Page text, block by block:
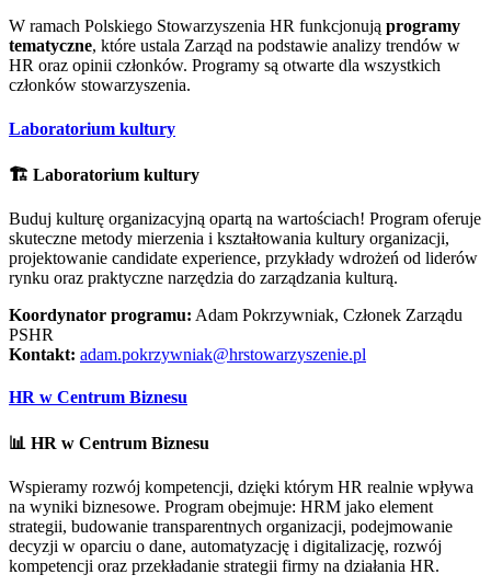
W ramach Polskiego Stowarzyszenia HR funkcjonują programy
tematyczne, które ustala Zarząd na podstawie analizy trendów w
HR oraz opinii członków. Programy są otwarte dla wszystkich
członków stowarzyszenia.
Laboratorium kultury
🏗️ Laboratorium kultury
Buduj kulturę organizacyjną opartą na wartościach! Program oferuje
skuteczne metody mierzenia i kształtowania kultury organizacji,
projektowanie candidate experience, przykłady wdrożeń od liderów
rynku oraz praktyczne narzędzia do zarządzania kulturą.
Koordynator programu: Adam Pokrzywniak, Członek Zarządu
PSHR
Kontakt: adam.pokrzywniak@hrstowarzyszenie.pl
HR w Centrum Biznesu
📊 HR w Centrum Biznesu
Wspieramy rozwój kompetencji, dzięki którym HR realnie wpływa
na wyniki biznesowe. Program obejmuje: HRM jako element
strategii, budowanie transparentnych organizacji, podejmowanie
decyzji w oparciu o dane, automatyzację i digitalizację, rozwój
kompetencji oraz przekładanie strategii firmy na działania HR.